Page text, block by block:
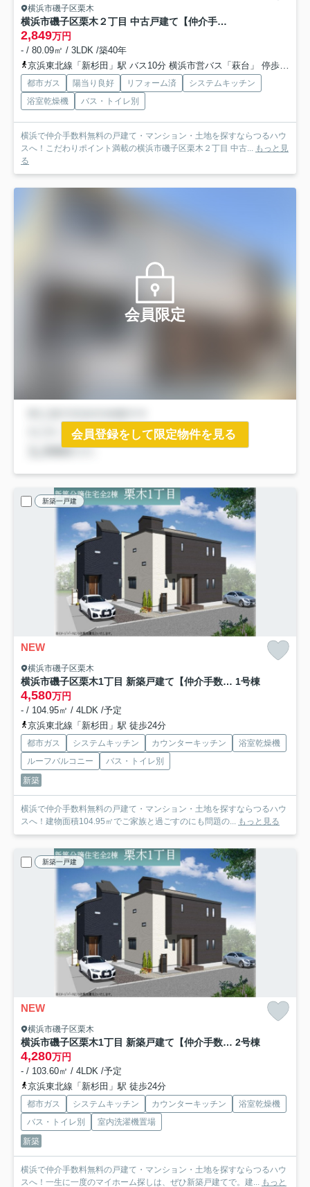
横浜市磯子区栗木
横浜市磯子区栗木２丁目 中古戸建て【仲介手数料無料】
2,849万円
- / 80.09㎡ / 3LDK /築40年
京浜東北線「新杉田」駅 バス10分 横浜市営バス「萩台」 停歩5分
都市ガス 陽当り良好 リフォーム済
システムキッチン
浴室乾燥機
バス・トイレ別
横浜で仲介手数料無料の戸建て・マンション・土地を探すならつるハウ
スへ！こだわりポイント満載の横浜市磯子区栗木２丁目 中古... もっと見
る
会員限定
会員登録をして限定物件を見る
新築一戸建
NEW
横浜市磯子区栗木
横浜市磯子区栗木1丁目 新築戸建て【仲介手数料無料】 1号棟
4,580万円
- / 104.95㎡ / 4LDK /予定
京浜東北線「新杉田」駅 徒歩24分
都市ガス システムキッチン カウンターキッチン
浴室乾燥機
ルーフバルコニー
バス・トイレ別
新築
横浜で仲介手数料無料の戸建て・マンション・土地を探すならつるハウ
スへ！建物面積104.95㎡でご家族と過ごすのにも問題の... もっと見る
新築一戸建
NEW
横浜市磯子区栗木
横浜市磯子区栗木1丁目 新築戸建て【仲介手数料無料】 2号棟
4,280万円
- / 103.60㎡ / 4LDK /予定
京浜東北線「新杉田」駅 徒歩24分
都市ガス システムキッチン カウンターキッチン
浴室乾燥機
バス・トイレ別
室内洗濯機置場
新築
横浜で仲介手数料無料の戸建て・マンション・土地を探すならつるハウ
スへ！一生に一度のマイホーム探しは、ぜひ新築戸建てで。建... もっと